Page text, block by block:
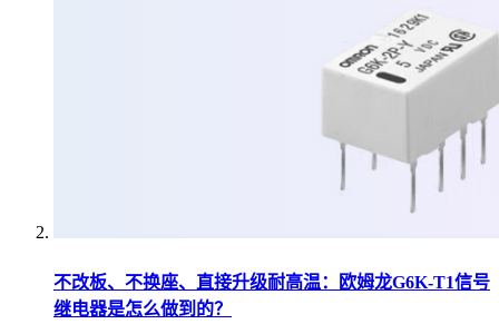
不改板、不换座、直接升级耐高温：欧姆龙G6K-T1信号
继电器是怎么做到的？